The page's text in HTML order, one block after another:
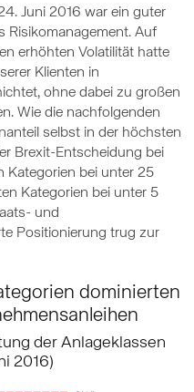
Juni 2016 war ein guter
Risikomanagement. Auf
erhöhten Volatilität hatte
Klienten in
ohne dabei zu großen
Wie die nachfolgenden
selbst in der höchsten
Brexit-Entscheidung bei
Kategorien bei unter 25
Kategorien bei unter 5
und
Positionierung trug zur
dominierten
der Anlageklassen
2016)